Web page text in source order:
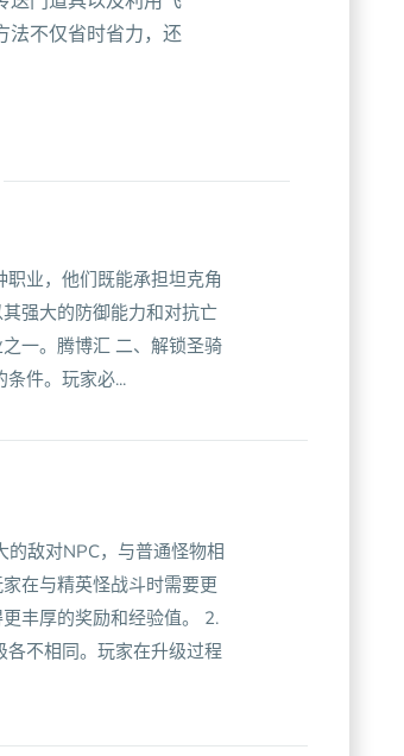
法不仅省时省力，还
业，他们既能承担坦克角
强大的防御能力和对抗亡
一。腾博汇 二、解锁圣骑
件。玩家必...
敌对NPC，与普通怪物相
在与精英怪战斗时需要更
丰厚的奖励和经验值。 2.
不相同。玩家在升级过程